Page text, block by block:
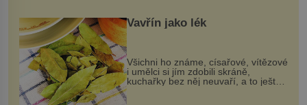
Vavřín jako lék
Všichni ho známe, císařové, vítězové
i umělci si jím zdobili skráně,
kuchařky bez něj neuvaří, a to ještě
nevíte, že bobkový list může výrazně
zmírnit některé naše neduhy.